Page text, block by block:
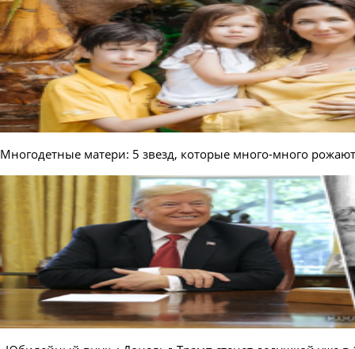
Многодетные матери: 5 звезд, которые много-много рожают